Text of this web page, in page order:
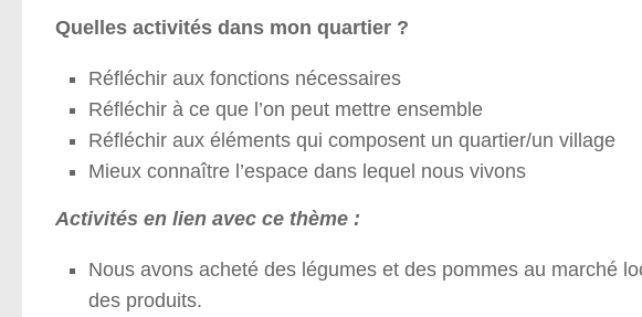
Quelles activités dans mon quartier ?
Réfléchir aux fonctions nécessaires
Réfléchir à ce que l’on peut mettre ensemble
Réfléchir aux éléments qui composent un quartier/un village
Mieux connaître l’espace dans lequel nous vivons
Activités en lien avec ce thème :
Nous avons acheté des légumes et des pommes au marché
des produits.